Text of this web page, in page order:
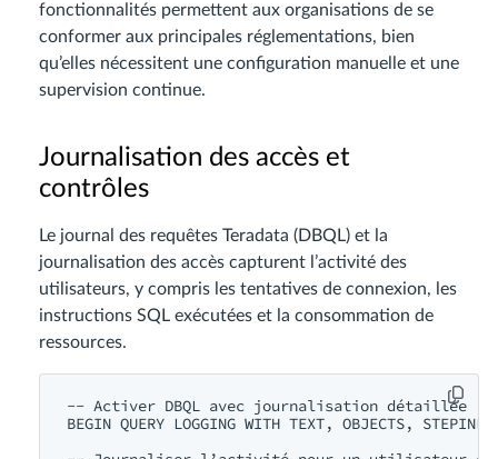
fonctionnalités permettent aux organisations de se
conformer aux principales réglementations, bien
qu’elles nécessitent une configuration manuelle et une
supervision continue.
Journalisation des accès et
contrôles
Le journal des requêtes Teradata (DBQL) et la
journalisation des accès capturent l’activité des
utilisateurs, y compris les tentatives de connexion, les
instructions SQL exécutées et la consommation de
ressources.
-- Activer DBQL avec journalisation détaillée
BEGIN QUERY LOGGING WITH TEXT, OBJECTS,